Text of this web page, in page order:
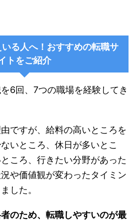
る人へ！おすすめの転職サ
トをご紹介
6回、7つの職場を経験してき
ですが、給料の高いところを
いところ、休日が多いとこ
ころ、行きたい分野があった
や価値観が変わったタイミン
した。
のため、転職しやすいのが最